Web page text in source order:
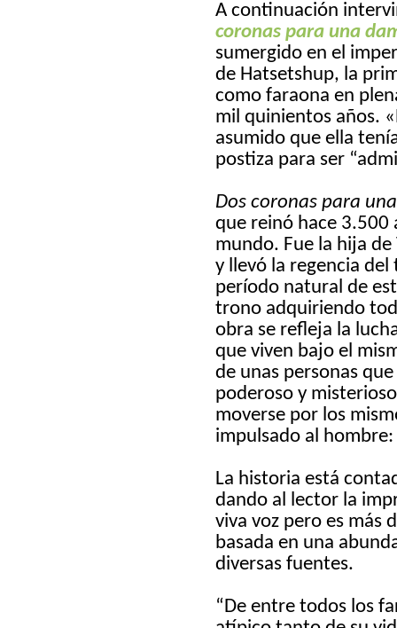
A continuación
coronas para una
sumergido en el
de Hatsetshup, la
como faraona en
mil quinientos años.
asumido que ella
postiza para ser
Dos coronas para
que reinó hace 3.500
mundo. Fue la hija de
y llevó la regencia
período natural de
trono adquiriendo
obra se refleja la
que viven bajo el
de unas personas
poderoso y
moverse por los
impulsado al
La historia está
dando al lector la
viva voz pero es más
basada en una
diversas fuentes.
“De entre todos los